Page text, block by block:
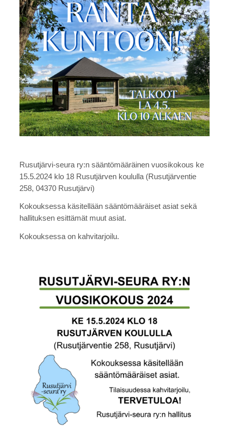
Rusutjärvi-seura ry:n sääntömääräinen vuosikokous ke
15.5.2024 klo 18 Rusutjärven koululla (Rusutjärventie
258, 04370 Rusutjärvi)
Kokouksessa käsitellään sääntömääräiset asiat sekä
hallituksen esittämät muut asiat.
Kokouksessa on kahvitarjoilu.